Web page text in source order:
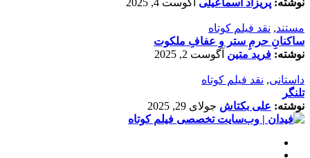
نوشته: پریزاد اسماعیلی آگوست 4, 2025
مستند, نقد فیلم کوتاه
ساکنانِ حرمِ ستر و عفافِ ملکوت
نوشته: فرید متین آگوست 2, 2025
داستانی, نقد فیلم کوتاه
تلنگر
نوشته: علی بکتاش جولای 29, 2025